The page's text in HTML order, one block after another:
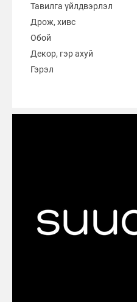
Тавилга үйлдвэрлэл
Дрож, хивс
Обой
Декор, гэр ахуй
Гэрэл